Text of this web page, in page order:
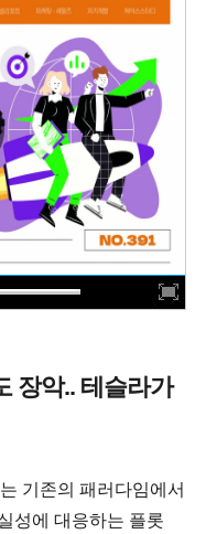
장악.. 테슬라가
기존의 패러다임에서
성에 대응하는 플롯